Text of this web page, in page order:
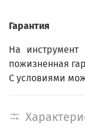
Гарантия
На инструмент
пожизненная
С условиями